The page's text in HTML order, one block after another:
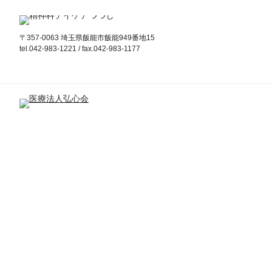
〒357-0063 埼玉県飯能市飯能949番地15
tel.042-983-1221 / fax.042-983-1177